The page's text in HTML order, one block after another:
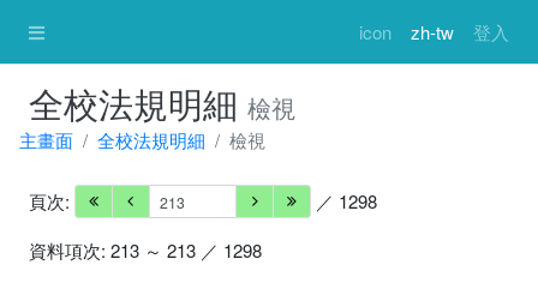
icon zh-tw 登入
全校法規明細 檢視
主畫面 全校法規明細 檢視
頁次:
／ 1298
資料項次: 213 ～ 213 ／ 1298